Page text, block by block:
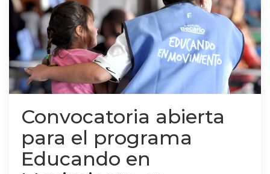
Convocatoria abierta
para el programa
Educando en